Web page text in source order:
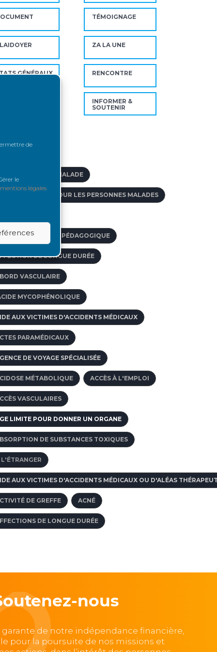
de
le
mentions légales
TÉMOIGNAGE
ZA LA UNE
GÉNÉRAUX
RENCONTRE
INFORMER &
SOUTENIR
clés
LE MALADE
AU CRÉDIT POUR LES PERSONNES MALADES
PÉDAGOGIQUE
DE LONGUE DURÉE
VASCULAIRE
MYCOPHÉNOLIQUE
AUX VICTIMES D'ACCIDENTS MÉDICAUX
PARAMÉDICAUX
DE VOYAGE SPÉCIALISÉE
MÉTABOLIQUE ACCÈS À L'EMPLOI
VASCULAIRES
LIMITE POUR DONNER UN ORGANE
DE SUBSTANCES TOXIQUES
L'ÉTRANGER
AUX VICTIMES D'ACCIDENTS MÉDICAUX OU D'ALÉAS
DE GREFFE ACNÉ
DE LONGUE DURÉE
nous
garante de notre indépendance financière,
pour la poursuite de nos missions et